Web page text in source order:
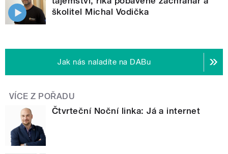
školitel Michal Vodička
Jak nás naladíte na DABu
VÍCE Z POŘADU
Čtvrteční Noční linka: Já a internet